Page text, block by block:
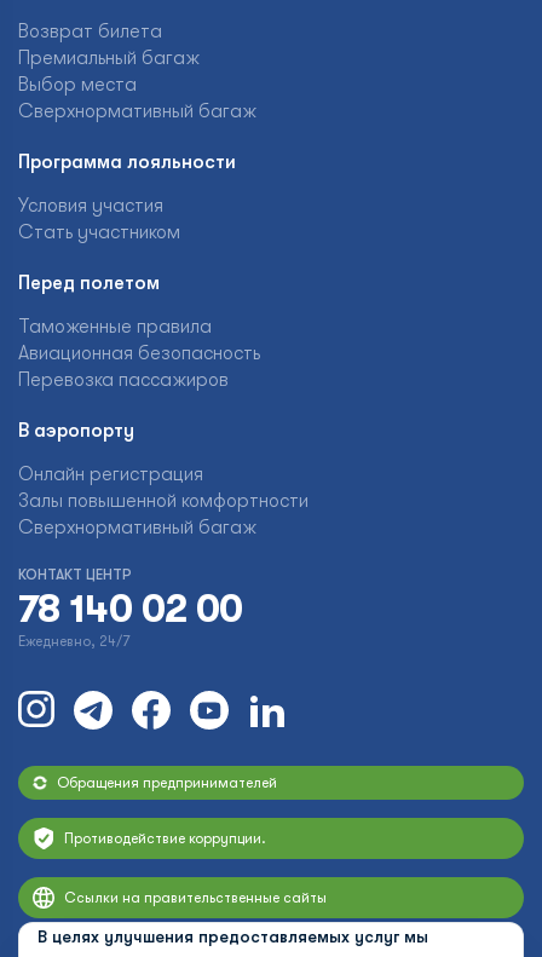
В целях улучшения предоставляемых услуг мы
Возврат билета
Премиальный багаж
Выбор места
Сверхнормативный багаж
Программа лояльности
Условия участия
Стать участником
Перед полетом
Таможенные правила
Авиационная безопасность
Перевозка пассажиров
В аэропорту
Онлайн регистрация
Залы повышенной комфортности
Сверхнормативный багаж
КОНТАКТ ЦЕНТР
78 140 02 00
Ежедневно, 24/7
Обращения предпринимателей
Противодействие коррупции.
Ссылки на правительственные сайты